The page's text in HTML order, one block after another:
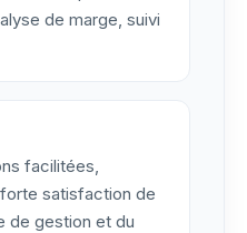
de marge, suivi
facilitées,
satisfaction de
de gestion et du